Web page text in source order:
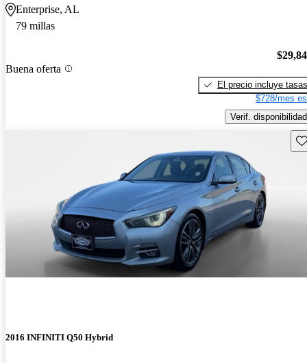
Enterprise, AL
79 millas
Buena oferta
El precio incluye tasas
$728/mes
Verif. disponibilidad
2016 INFINITI Q50 Hybrid